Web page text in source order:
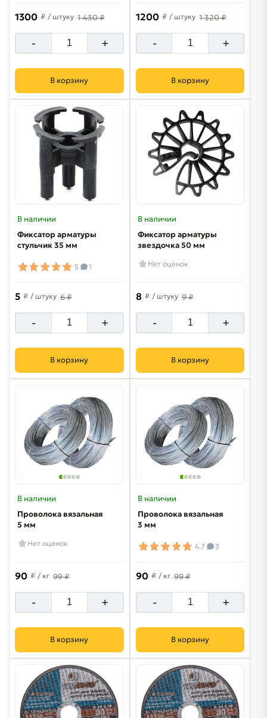
1300 ₽ / штуку 1 430 ₽
- +
В корзину
1200 ₽ / штуку 1 320 ₽
- +
В корзину
В наличии
Фиксатор арматуры
стульчик 35 мм
5 1
5 ₽ / штуку 6 ₽
- +
В корзину
В наличии
Фиксатор арматуры
звездочка 50 мм
Нет оценок
8 ₽ / штуку 9 ₽
- +
В корзину
В наличии
Проволока вязальная
5 мм
Нет оценок
90 ₽ / кг 99 ₽
- +
В корзину
В наличии
Проволока вязальная
3 мм
4.7 3
90 ₽ / кг 99 ₽
- +
В корзину